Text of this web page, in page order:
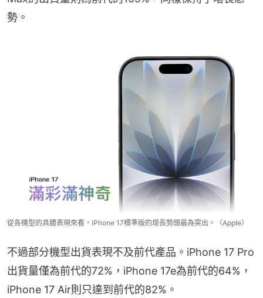
勢。
從各機型的具體表現來看，iPhone 17標準版的增長勢頭最為突出。（Apple）
不過部分機型出貨表現不及前代產品。iPhone 17 Pro
出貨量僅為前代的72%，iPhone 17e為前代的64%，
iPhone 17 Air則只達到前代的82%。